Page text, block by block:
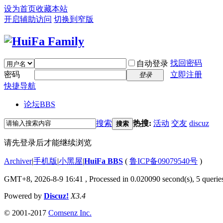
设为首页收藏本站
开启辅助访问 切换到窄版
自动登录 找回密码
密码
登录
立即注册
快捷导航
论坛BBS
搜索 搜索 热搜: 活动 交友 discuz
请先登录后才能继续浏览
Archiver|手机版|小黑屋|HuiFa BBS ( 鲁ICP备09079540号 )
GMT+8, 2026-8-9 16:41 , Processed in 0.020090 second(s), 5
Powered by Discuz! X3.4
© 2001-2017 Comsenz Inc.